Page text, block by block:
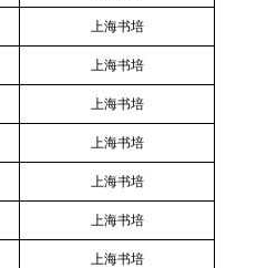
上海书培
上海书培
上海书培
上海书培
上海书培
上海书培
上海书培